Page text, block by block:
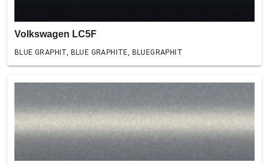
Volkswagen LC5F
BLUE GRAPHIT, BLUE GRAPHITE, BLUEGRAPHIT